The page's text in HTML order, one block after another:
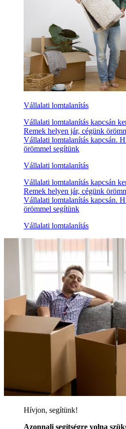
Vállalati lomtalanítás
Vállalati lomtalanítás kapcsán
Remek helyen jár, cégünk
Vállalati lomtalanítás kapcsán.
örömmel segítünk
Vállalati lomtalanítás
Vállalati lomtalanítás kapcsán
Remek helyen jár, cégünk
Vállalati lomtalanítás kapcsán.
örömmel segítünk
Vállalati lomtalanítás
Hívjon, segítünk!
Azonnali segítségre volna